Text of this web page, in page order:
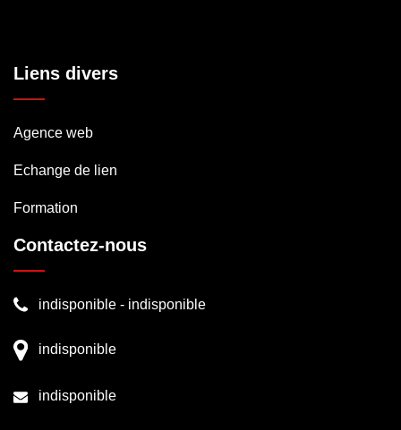
Liens divers
Agence web
Echange de lien
Formation
Contactez-nous
indisponible - indisponible
indisponible
indisponible